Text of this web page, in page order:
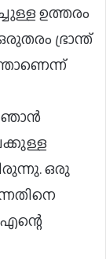
ഉത്തരം
ഭ്രാന്ത്
ഞാൻ
ഒരു